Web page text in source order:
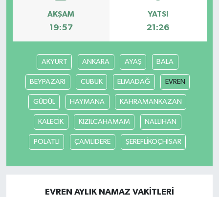
AKŞAM
19:57
YATSI
21:26
AKYURT ANKARA AYAŞ BALA
BEYPAZARI CUBUK ELMADAĞ EVREN
GÜDÜL HAYMANA KAHRAMANKAZAN
KALECİK KIZILCAHAMAM NALLIHAN
POLATLI ÇAMLIDERE ŞEREFLİKOÇHİSAR
EVREN AYLIK NAMAZ VAKITLERI